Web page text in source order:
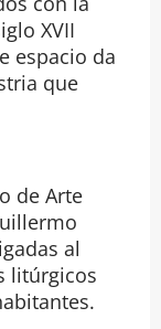
XVII
espacio da
que
de Arte
al
litúrgicos